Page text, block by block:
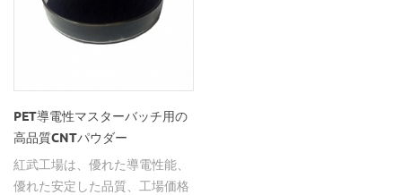
PET導電性マスターバッチ用の
高品質CNTパウダー
紅武工場は、優れた導電性能、
優れた安定した品質、工場価格